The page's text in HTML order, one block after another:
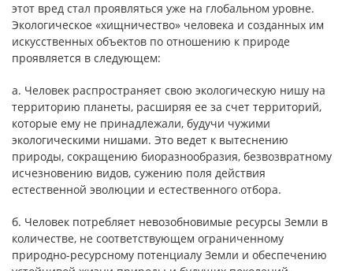
этот вред стал проявляться уже на глобальном уровне.
Экологическое «хищничество» человека и созданных им
искусственных объектов по отношению к природе
проявляется в следующем:
а. Человек распространяет свою экологическую нишу на
территорию планеты, расширяя ее за счет территорий,
которые ему не принадлежали, будучи чужими
экологическими нишами. Это ведет к вытеснению
природы, сокращению биоразнообразия, безвозвратному
исчезновению видов, сужению поля действия
естественной эволюции и естественного отбора.
б. Человек потребляет невозобновимые ресурсы Земли в
количестве, не соответствующем ограниченному
природно-ресурсному потенциалу Земли и обеспечению